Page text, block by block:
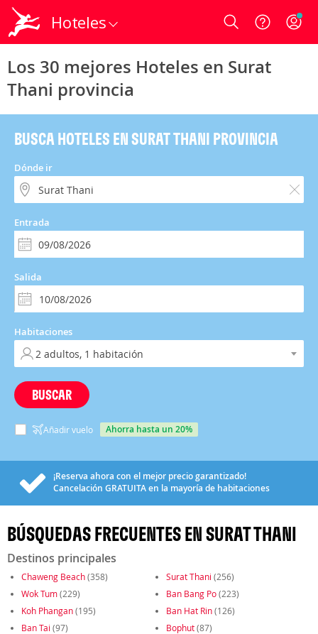
Hoteles Login
Los 30 mejores Hoteles en Surat
Thani provincia
BUSCA HOTELES EN SURAT THANI PROVINCIA
Dónde ir
Entrada
Salida
Habitaciones
BUSCAR
Añadir vuelo ahorra hasta un 20%
¡Reserva ahora con el mejor precio garantizado!
Cancelación GRATUITAen la mayoría de habitaciones
BÚSQUEDAS FRECUENTES EN SURAT THANI
Destinos principales
Chaweng Beach(358) Surat Thani (256)
Wok Tum(229) Ban Bang Po(223)
Koh Phangan(195) Ban Hat Rin(126)
Ban Tai (97) Bophut(87)